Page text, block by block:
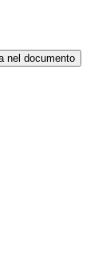
nel documento